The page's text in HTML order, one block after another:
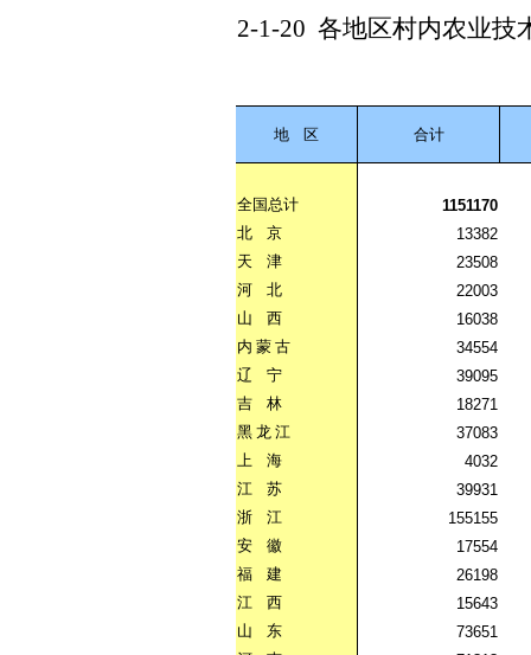
2-1-20 各地区村内农业技
地 区 合计
全国总计
1151170
北
京
13382
天
津
23508
河
北
22003
山
西
16038
内 蒙 古
34554
辽
宁
39095
吉
林
18271
黑 龙 江
37083
上
海
4032
江
苏
39931
浙
江
155155
安
徽
17554
福
建
26198
江
西
15643
山
东
73651